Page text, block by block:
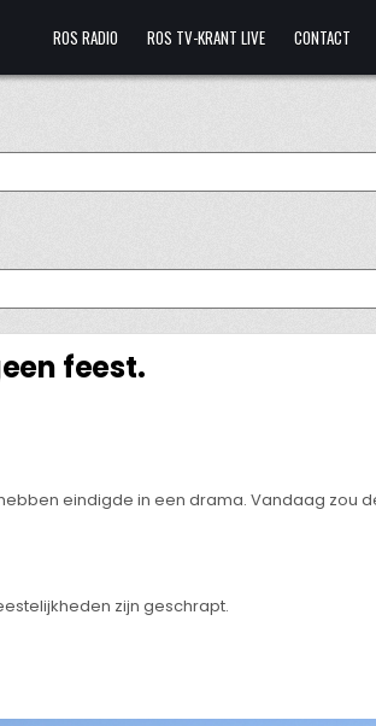
ROS RADIO ROS TV-KRANT LIVE CONTACT
feest.
eindigde in een drama. Vandaag zou
zijn geschrapt.